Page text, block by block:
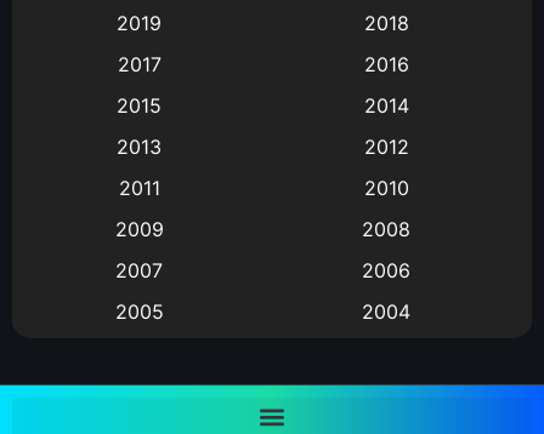
Animation แอนิเมชัน
(9)
Big tits (นมใหญ่)
Bitch (ผู้หญิงร่าน)
2019
2018
2017
2016
2015
2014
2013
2012
2011
2010
2009
2008
2007
2006
2005
2004
2001
2000